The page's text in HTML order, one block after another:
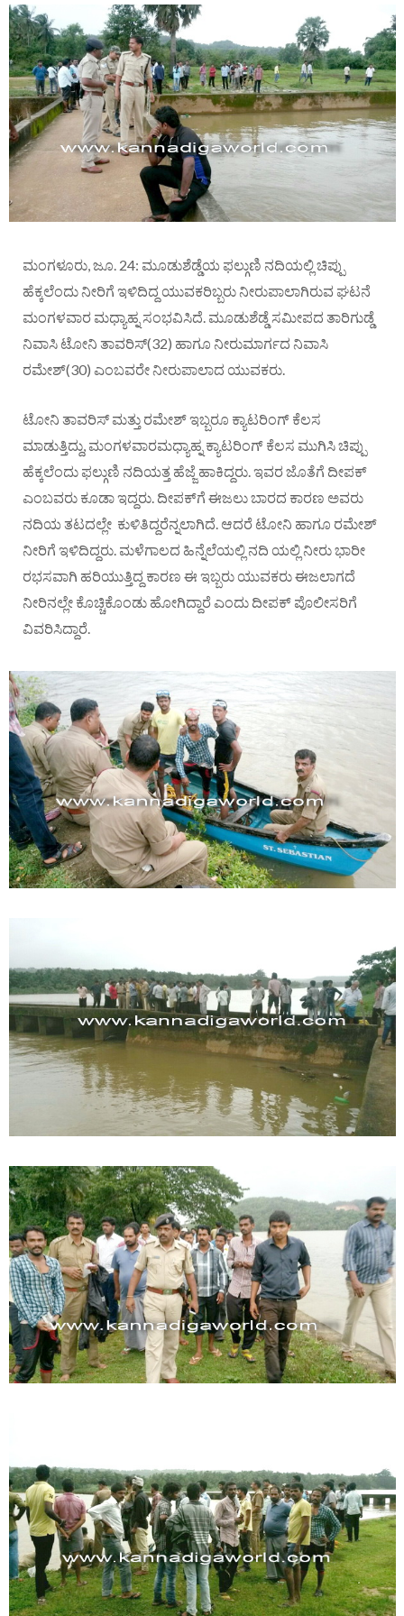
ಮಂಗಳೂರು, ಜೂ. 24: ಮೂಡುಶೆಡ್ಡೆಯ ಫಲ್ಗುಣಿ ನದಿಯಲ್ಲಿ ಚಿಪ್ಪು
ಹೆಕ್ಕಲೆಂದು ನೀರಿಗೆ ಇಳಿದಿದ್ದ ಯುವಕರಿಬ್ಬರು ನೀರುಪಾಲಾಗಿರುವ ಘಟನೆ
ಮಂಗಳವಾರ ಮಧ್ಯಾಹ್ನ ಸಂಭವಿಸಿದೆ. ಮೂಡುಶೆಡ್ಡೆ ಸಮೀಪದ ತಾರಿಗುಡ್ಡೆ
ನಿವಾಸಿ ಟೋನಿ ತಾವರಿಸ್(32) ಹಾಗೂ ನೀರುಮಾರ್ಗದ ನಿವಾಸಿ
ರಮೇಶ್(30) ಎಂಬವರೇ ನೀರುಪಾಲಾದ ಯುವಕರು.
ಟೋನಿ ತಾವರಿಸ್ ಮತ್ತು ರಮೇಶ್ ಇಬ್ಬರೂ ಕ್ಯಾಟರಿಂಗ್ ಕೆಲಸ
ಮಾಡುತ್ತಿದ್ದು, ಮಂಗಳವಾರಮಧ್ಯಾಹ್ನ ಕ್ಯಾಟರಿಂಗ್ ಕೆಲಸ ಮುಗಿಸಿ ಚಿಪ್ಪು
ಹೆಕ್ಕಲೆಂದು ಫಲ್ಗುಣಿ ನದಿಯತ್ತ ಹೆಜ್ಜೆ ಹಾಕಿದ್ದರು. ಇವರ ಜೊತೆಗೆ ದೀಪಕ್
ಎಂಬವರು ಕೂಡಾ ಇದ್ದರು. ದೀಪಕ್‌ಗೆ ಈಜಲು ಬಾರದ ಕಾರಣ ಅವರು
ನದಿಯ ತಟದಲ್ಲೇ ಕುಳಿತಿದ್ದರೆನ್ನಲಾಗಿದೆ. ಆದರೆ ಟೋನಿ ಹಾಗೂ ರಮೇಶ್
ನೀರಿಗೆ ಇಳಿದಿದ್ದರು. ಮಳೆಗಾಲದ ಹಿನ್ನೆಲೆಯಲ್ಲಿ ನದಿ ಯಲ್ಲಿ ನೀರು ಭಾರೀ
ರಭಸವಾಗಿ ಹರಿಯುತ್ತಿದ್ದ ಕಾರಣ ಈ ಇಬ್ಬರು ಯುವಕರು ಈಜಲಾಗದೆ
ನೀರಿನಲ್ಲೇ ಕೊಚ್ಚಿಕೊಂಡು ಹೋಗಿದ್ದಾರೆ ಎಂದು ದೀಪಕ್ ಪೊಲೀಸರಿಗೆ
ವಿವರಿಸಿದ್ದಾರೆ.